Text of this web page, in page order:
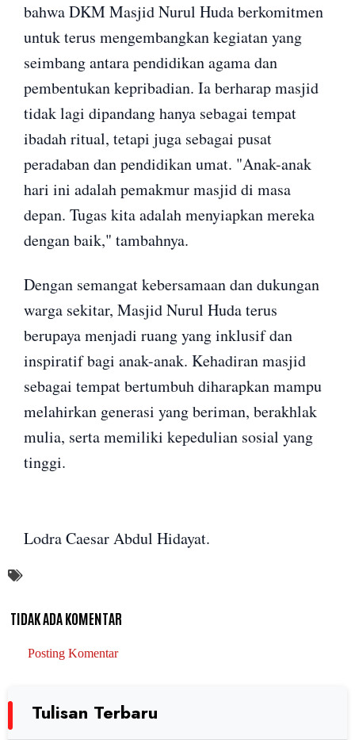
bahwa DKM Masjid Nurul Huda berkomitmen
untuk terus mengembangkan kegiatan yang
seimbang antara pendidikan agama dan
pembentukan kepribadian. Ia berharap masjid
tidak lagi dipandang hanya sebagai tempat
ibadah ritual, tetapi juga sebagai pusat
peradaban dan pendidikan umat. "Anak-anak
hari ini adalah pemakmur masjid di masa
depan. Tugas kita adalah menyiapkan mereka
dengan baik," tambahnya.
Dengan semangat kebersamaan dan dukungan
warga sekitar, Masjid Nurul Huda terus
berupaya menjadi ruang yang inklusif dan
inspiratif bagi anak-anak. Kehadiran masjid
sebagai tempat bertumbuh diharapkan mampu
melahirkan generasi yang beriman, berakhlak
mulia, serta memiliki kepedulian sosial yang
tinggi.
Lodra Caesar Abdul Hidayat.
TIDAK ADA KOMENTAR
Posting Komentar
Tulisan Terbaru